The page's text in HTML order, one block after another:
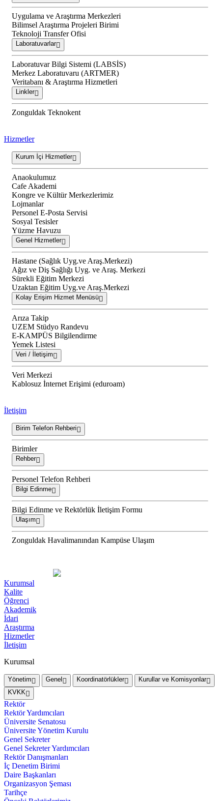
Uygulama ve Araştırma Merkezleri
Bilimsel Araştırma Projeleri Birimi
Teknoloji Transfer Ofisi
Laboratuvarlar
Laboratuvar Bilgi Sistemi (LABSİS)
Merkez Laboratuvaru (ARTMER)
Veritabanı & Araştırma Hizmetleri
Linkler
Zonguldak Teknokent
Hizmetler
Kurum İçi Hizmetler
Anaokulumuz
Cafe Akademi
Kongre ve Kültür Merkezlerimiz
Lojmanlar
Personel E-Posta Servisi
Sosyal Tesisler
Yüzme Havuzu
Genel Hizmetler
Hastane (Sağlık Uyg.ve Araş.Merkezi)
Ağız ve Diş Sağlığı Uyg. ve Araş. Merkezi
Sürekli Eğitim Merkezi
Uzaktan Eğitim Uyg.ve Araş.Merkezi
Kolay Erişim Hizmet Menüsü
Arıza Takip
UZEM Stüdyo Randevu
E-KAMPÜS Bilgilendirme
Yemek Listesi
Veri / İletişim
Veri Merkezi
Kablosuz İnternet Erişimi (eduroam)
İletişim
Birim Telefon Rehberi
Birimler
Rehber
Personel Telefon Rehberi
Bilgi Edinme
Bilgi Edinme ve Rektörlük İletişim Formu
Ulaşım
Zonguldak Havalimanından Kampüse Ulaşım
Kurumsal
Kalite
Öğrenci
Akademik
İdari
Araştırma
Hizmetler
İletişim
Kurumsal
Yönetim Genel Koordinatörlükler
Kurullar ve Komisyonlar
KVKK
Rektör
Rektör Yardımcıları
Üniversite Senatosu
Üniversite Yönetim Kurulu
Genel Sekreter
Genel Sekreter Yardımcıları
Rektör Danışmanları
İç Denetim Birimi
Daire Başkanları
Organizasyon Şeması
Tarihçe